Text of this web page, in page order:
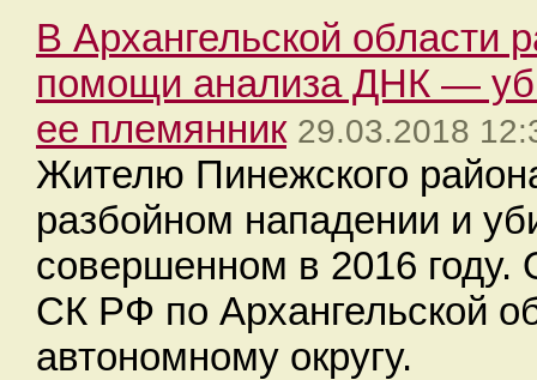
В Архангельской области
помощи анализа ДНК —
ее племянник 29.03.2018
Жителю Пинежского
разбойном нападении и
совершенном в 2016
СК РФ по Архангельской
автономному округу.